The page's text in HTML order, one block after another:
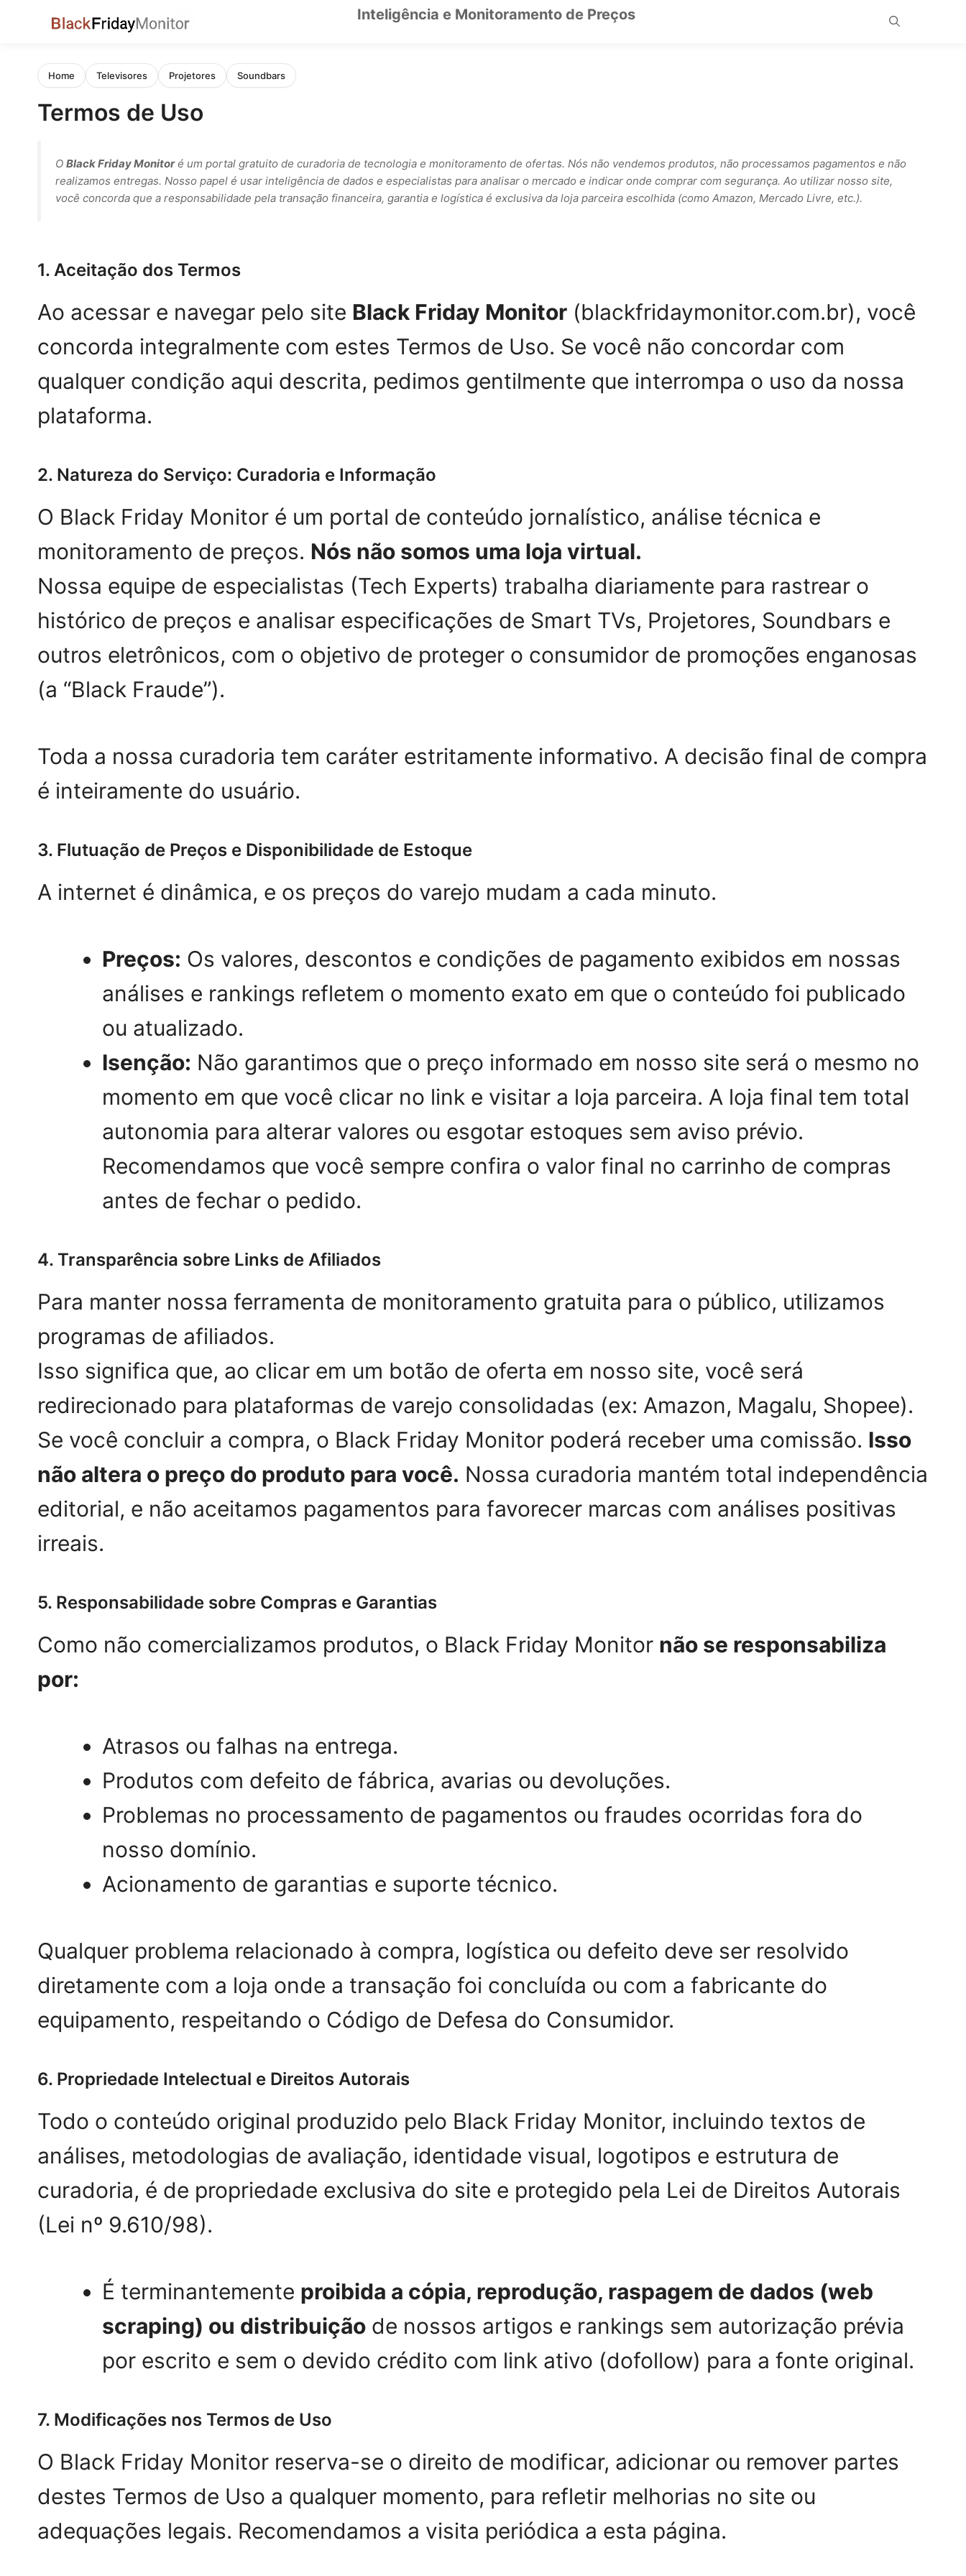
conteúdo
Inteligência e Monitoramento de Preços
Home Televisores Projetores Soundbars
Termos de Uso
O Black Friday Monitoré um portal gratuito de curadoria de tecnologia e monitoramento de ofertas. Nós não vendemos produtos, não processamos pagamentos e não
realizamos entregas. Nosso papel é usar inteligência de dados e especialistas para analisar o mercado e indicar onde comprar com segurança. Ao utilizar nosso site,
você concorda que a responsabilidade pela transação financeira, garantia e logística é exclusiva da loja parceira escolhida (como Amazon, Mercado Livre, etc.).
1. Aceitação dos Termos
Ao acessar e navegar pelo site Black Friday Monitor (blackfridaymonitor.com.br), você
concorda integralmente com estes Termos de Uso. Se você não concordar com
qualquer condição aqui descrita, pedimos gentilmente que interrompa o uso da nossa
plataforma.
2. Natureza do Serviço: Curadoria e Informação
O Black Friday Monitor é um portal de conteúdo jornalístico, análise técnica e
monitoramento de preços. Nós não somos uma loja virtual.
Nossa equipe de especialistas (Tech Experts) trabalha diariamente para rastrear o
histórico de preços e analisar especificações de Smart TVs, Projetores, Soundbars e
outros eletrônicos, com o objetivo de proteger o consumidor de promoções enganosas
(a “Black Fraude”).
Toda a nossa curadoria tem caráter estritamente informativo. A decisão final de compra
é inteiramente do usuário.
3. Flutuação de Preços e Disponibilidade de Estoque
A internet é dinâmica, e os preços do varejo mudam a cada minuto.
Preços: Os valores, descontos e condições de pagamento exibidos em nossas
análises e rankings refletem o momento exato em que o conteúdo foi publicado
ou atualizado.
Isenção: Não garantimos que o preço informado em nosso site será o mesmo no
momento em que você clicar no link e visitar a loja parceira. A loja final tem total
autonomia para alterar valores ou esgotar estoques sem aviso prévio.
Recomendamos que você sempre confira o valor final no carrinho de compras
antes de fechar o pedido.
4. Transparência sobre Links de Afiliados
Para manter nossa ferramenta de monitoramento gratuita para o público, utilizamos
programas de afiliados.
Isso significa que, ao clicar em um botão de oferta em nosso site, você será
redirecionado para plataformas de varejo consolidadas (ex: Amazon, Magalu, Shopee).
Se você concluir a compra, o Black Friday Monitor poderá receber uma comissão. Isso
não altera o preço do produto para você. Nossa curadoria mantém total independência
editorial, e não aceitamos pagamentos para favorecer marcas com análises positivas
irreais.
5. Responsabilidade sobre Compras e Garantias
Como não comercializamos produtos, o Black Friday Monitor não se responsabiliza
por:
Atrasos ou falhas na entrega.
Produtos com defeito de fábrica, avarias ou devoluções.
Problemas no processamento de pagamentos ou fraudes ocorridas fora do
nosso domínio.
Acionamento de garantias e suporte técnico.
Qualquer problema relacionado à compra, logística ou defeito deve ser resolvido
diretamente com a loja onde a transação foi concluída ou com a fabricante do
equipamento, respeitando o Código de Defesa do Consumidor.
6. Propriedade Intelectual e Direitos Autorais
Todo o conteúdo original produzido pelo Black Friday Monitor, incluindo textos de
análises, metodologias de avaliação, identidade visual, logotipos e estrutura de
curadoria, é de propriedade exclusiva do site e protegido pela Lei de Direitos Autorais
(Lei nº 9.610/98).
É terminantemente proibida a cópia, reprodução, raspagem de dados (web
scraping) ou distribuição de nossos artigos e rankings sem autorização prévia
por escrito e sem o devido crédito com link ativo (dofollow) para a fonte original.
7. Modificações nos Termos de Uso
O Black Friday Monitor reserva-se o direito de modificar, adicionar ou remover partes
destes Termos de Uso a qualquer momento, para refletir melhorias no site ou
adequações legais. Recomendamos a visita periódica a esta página.